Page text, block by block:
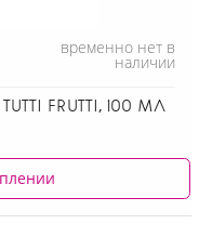
временно нет в
наличии
FRUTTI, 100 МЛ